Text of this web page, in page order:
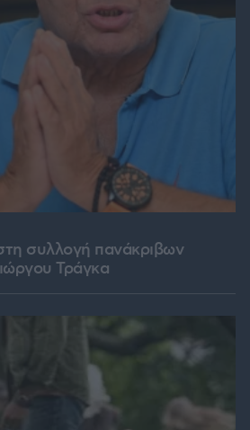
συλλογή πανάκριβων
Τράγκα